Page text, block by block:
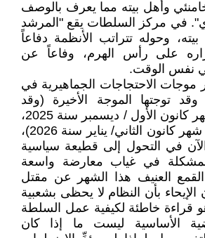
وأهل بيته مما يعرف بالوصف
في مركز السلطات يقع "المرشد
وحوله تتراتب الأنظمة دفاعاً
على رأس الهرم، وفاعاً عن
نفس الوقت.
موجات الاحتجاجات الجماهيرية في
توجتها الموجة الأخيرة (وقد
انطلقت في نهاية شهر كانون الأول / ديسمبر سنة 2025،
وقمعت في منتصف شهر كانون الثاني/ يناير سنة 2026)،
في التحول إلى قطيعة سياسية
في غياب معارضة واسعة
العنيف هذا الشهر عن مقتل
الإيحاء بأن النظام لا يحظى بشعبية
قراءة خاطئة لكيفية عمل السلطة
الأساسية ليست ما إذا كان